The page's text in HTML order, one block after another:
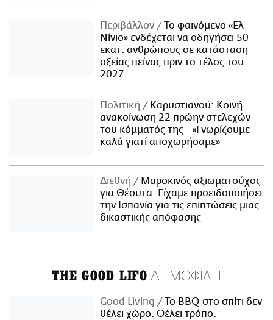
Περιβάλλον
Το φαινόμενο «Ελ
Νίνιο» ενδέχεται να οδηγήσει 50
εκατ. ανθρώπους σε κατάσταση
οξείας πείνας πριν το τέλος του
2027
Πολιτική
Καρυστιανού: Κοινή
ανακοίνωση 22 πρώην στελεχών
του κόμματός της - «Γνωρίζουμε
καλά γιατί αποχωρήσαμε»
Διεθνή
Μαροκινός αξιωματούχος
για Θέουτα: Είχαμε προειδοποιήσει
την Ισπανία για τις επιπτώσεις μιας
δικαστικής απόφασης
THE GOOD LIFO ΔΗΜΟΦΙΛΗ
Good Living
Το BBQ στο σπίτι δεν
θέλει χώρο. Θέλει τρόπο.